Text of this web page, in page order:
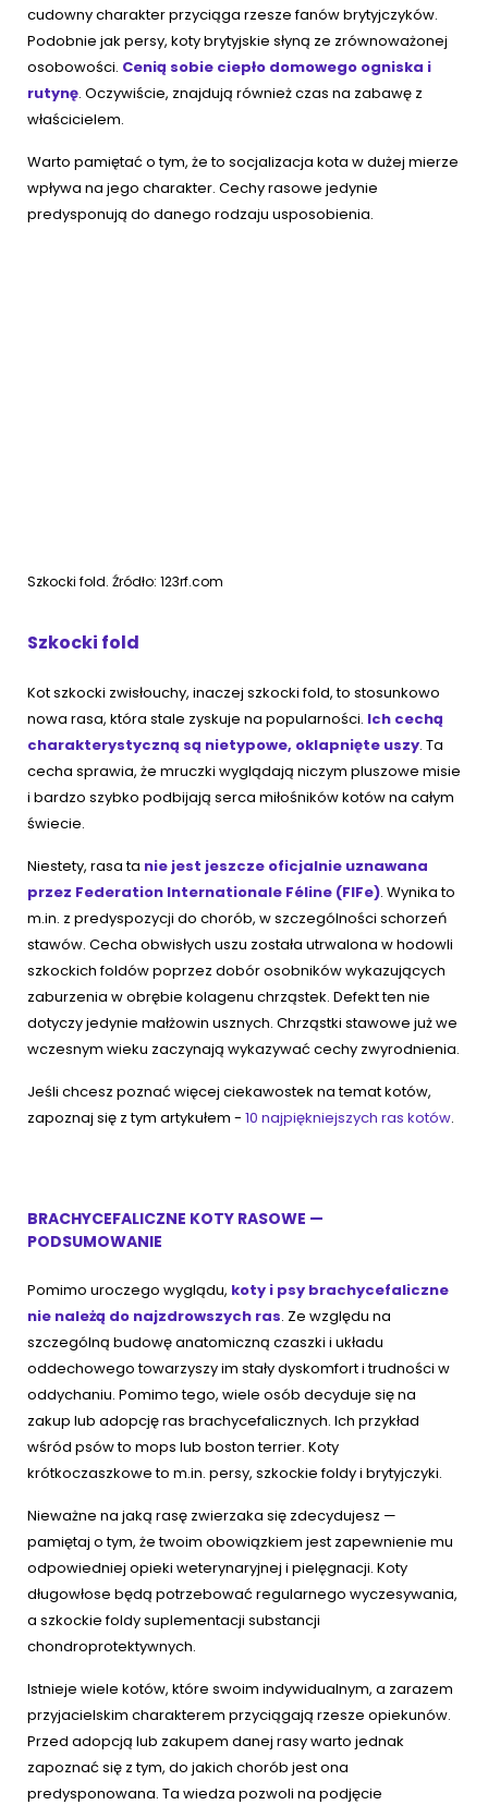
cudowny charakter przyciąga rzesze fanów brytyjczyków.
Podobnie jak persy, koty brytyjskie słyną ze zrównoważonej
osobowości. Cenią sobie ciepło domowego ogniska i
rutynę. Oczywiście, znajdują również czas na zabawę z
właścicielem.
Warto pamiętać o tym, że to socjalizacja kota w dużej mierze
wpływa na jego charakter. Cechy rasowe jedynie
predysponują do danego rodzaju usposobienia.
Szkocki fold. Źródło: 123rf.com
Szkocki fold
Kot szkocki zwisłouchy, inaczej szkocki fold, to stosunkowo
nowa rasa, która stale zyskuje na popularności. Ich cechą
charakterystyczną są nietypowe, oklapnięte uszy. Ta
cecha sprawia, że mruczki wyglądają niczym pluszowe misie
i bardzo szybko podbijają serca miłośników kotów na całym
świecie.
Niestety, rasa ta nie jest jeszcze oficjalnie uznawana
przez Federation Internationale Féline (FIFe). Wynika to
m.in. z predyspozycji do chorób, w szczególności schorzeń
stawów. Cecha obwisłych uszu została utrwalona w hodowli
szkockich foldów poprzez dobór osobników wykazujących
zaburzenia w obrębie kolagenu chrząstek. Defekt ten nie
dotyczy jedynie małżowin usznych. Chrząstki stawowe już we
wczesnym wieku zaczynają wykazywać cechy zwyrodnienia.
Jeśli chcesz poznać więcej ciekawostek na temat kotów,
zapoznaj się z tym artykułem - 10 najpiękniejszych ras kotów.
BRACHYCEFALICZNE KOTY RASOWE —
PODSUMOWANIE
Pomimo uroczego wyglądu, koty i psy brachycefaliczne
nie należą do najzdrowszych ras. Ze względu na
szczególną budowę anatomiczną czaszki i układu
oddechowego towarzyszy im stały dyskomfort i trudności w
oddychaniu. Pomimo tego, wiele osób decyduje się na
zakup lub adopcję ras brachycefalicznych. Ich przykład
wśród psów to mops lub boston terrier. Koty
krótkoczaszkowe to m.in. persy, szkockie foldy i brytyjczyki.
Nieważne na jaką rasę zwierzaka się zdecydujesz —
pamiętaj o tym, że twoim obowiązkiem jest zapewnienie mu
odpowiedniej opieki weterynaryjnej i pielęgnacji. Koty
długowłose będą potrzebować regularnego wyczesywania,
a szkockie foldy suplementacji substancji
chondroprotektywnych.
Istnieje wiele kotów, które swoim indywidualnym, a zarazem
przyjacielskim charakterem przyciągają rzesze opiekunów.
Przed adopcją lub zakupem danej rasy warto jednak
zapoznać się z tym, do jakich chorób jest ona
predysponowana. Ta wiedza pozwoli na podjęcie